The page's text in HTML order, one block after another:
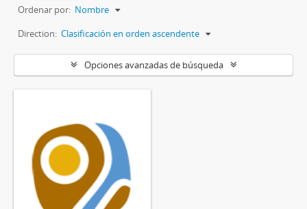
Ordenar por: Nombre
Direction: Clasificación en orden ascendente
Opciones avanzadas de búsqueda